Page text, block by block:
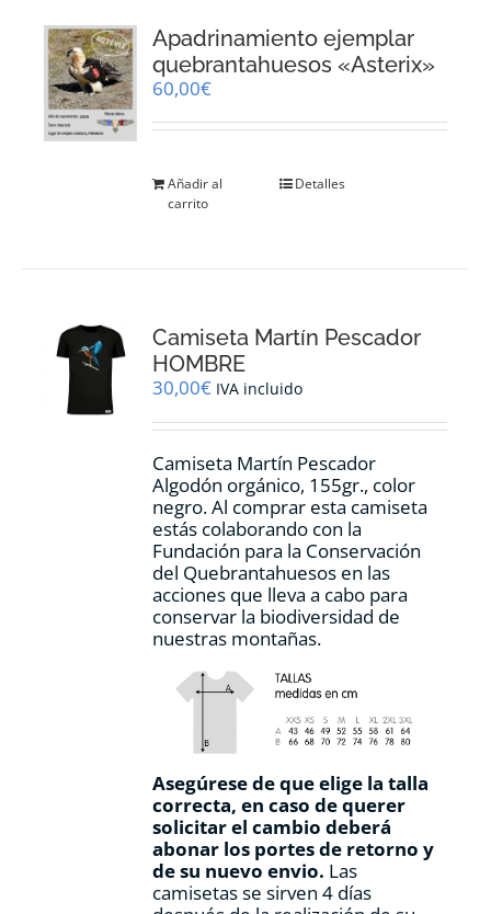
se
pueden
la
producto
Apadrinamiento ejemplar
quebrantahuesos «Asterix»
60,00€
Añadir al
carrito
Detalles
Camiseta Martín Pescador
HOMBRE
30,00€ IVA incluido
Camiseta Martín Pescador
Algodón orgánico, 155gr., color
negro. Al comprar esta camiseta
estás colaborando con la
Fundación para la Conservación
del Quebrantahuesos en las
acciones que lleva a cabo para
conservar la biodiversidad de
nuestras montañas.
Asegúrese de que elige la talla
correcta, en caso de querer
solicitar el cambio deberá
abonar los portes de retorno y
de su nuevo envio. Las
camisetas se sirven 4 días